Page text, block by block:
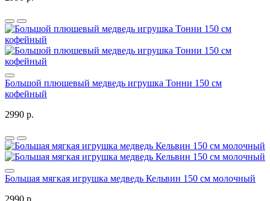
Большой плюшевый медведь игрушка Тонни 150 см
кофейный
2990 р.
Большая мягкая игрушка медведь Кельвин 150 см молочный